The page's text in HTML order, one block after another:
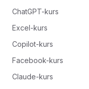
ChatGPT-kurs
Excel-kurs
Copilot-kurs
Facebook-kurs
Claude-kurs